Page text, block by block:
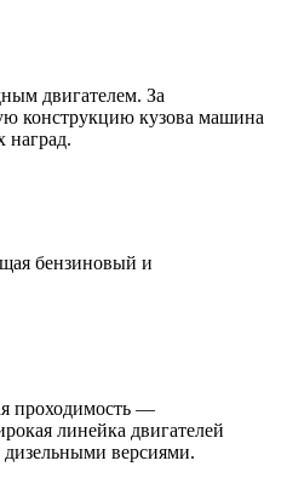
двигателем. За
конструкцию кузова машина
наград.
бензиновый и
проходимость —
линейка двигателей
версиями.